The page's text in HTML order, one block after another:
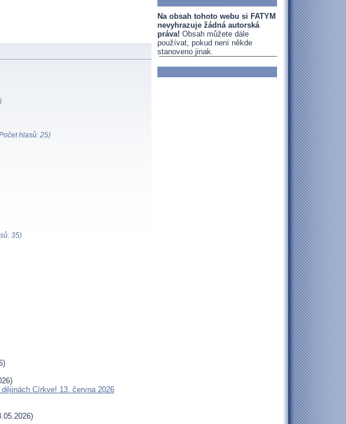
hlasů: 25)
35)
Církve! 13. června 2026
Na obsah tohoto webu si FATYM
nevyhrazuje žádná autorská
práva! Obsah můžete dále
používat, pokud není někde
stanoveno jinak.